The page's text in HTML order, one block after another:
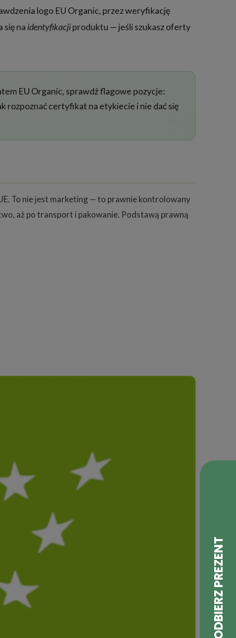
logo EU Organic, przez weryfikację
na identyfikacjiproduktu — jeśli szukasz oferty
EU Organic, sprawdź flagowe pozycje:
rozpoznać certyfikat na etykiecie i nie dać się
To nie jest marketing — to prawnie kontrolowany
aż po transport i pakowanie. Podstawą prawną